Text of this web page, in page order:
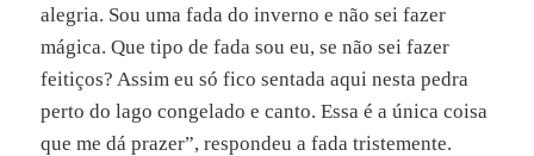
alegria. Sou uma fada do inverno e não sei fazer
mágica. Que tipo de fada sou eu, se não sei fazer
feitiços? Assim eu só fico sentada aqui nesta pedra
perto do lago congelado e canto. Essa é a única coisa
que me dá prazer”, respondeu a fada tristemente.